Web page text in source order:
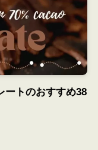
ートのおすすめ38